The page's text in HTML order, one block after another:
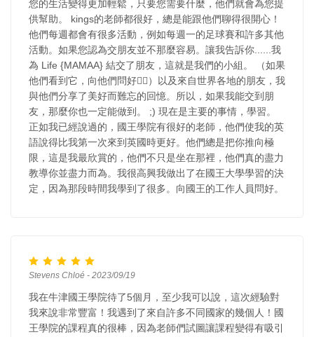
您的生活變得更加輕鬆，只要您需要什麼，他們就會為您提
供幫助。 kings的老師都很好，總是能跟他們聊得很開心！
他們每週都會有很多活動，例如每週一的足球賽和許多其他
活動。如果您認為交朋友並不那麼容易。讓我告訴你......我
為 Life {MAMAA} 結交了朋友，這就是我們的小組。 （如果
他們看到它，向他們問好✌🏼）以及來自世界各地的朋友，我
與他們分享了美好而難忘的回憶。所以，如果我能交到朋
友，那麼你也一定能做到。 ;) 現在是主要的事情，學習。
正如我已經說過的，國王學院有很好的老師，他們使我的英
語說得比我第一次來到英國時更好。他們總是把你推向極
限，這是我最欣賞的，他們不只是坐在那裡，他們真的盡力
教導你並盡力而為。我很高興我做出了在國王大學學習的決
定，因為那段時間我學到了很多。向國王的工作人員問好。
Stevens Chloé - 2023/09/19
我在牛津國王學院待了5個月，至少我可以說，這次經驗對
我來說非常豐富！我遇到了來自許多不同國家的幾個人！國
王學院的課程真的很棒，因為老師們試圖讓課程變得有吸引